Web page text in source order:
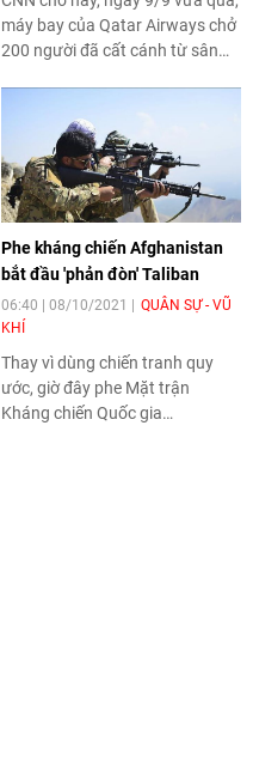
máy bay của Qatar Airways chở
200 người đã cất cánh từ sân
nước ngoài rời khỏi Afghanistan
kể từ sau khi Hoa Kỳ hoàn tất
chiến dịch di tản đợt cuối tháng
8.
Phe kháng chiến Afghanistan
bắt đầu 'phản đòn' Taliban
06:40 | 08/10/2021
QUÂN SỰ - VŨ
KHÍ
Thay vì dùng chiến tranh quy
ước, giờ đây phe Mặt trận
Kháng chiến Quốc gia